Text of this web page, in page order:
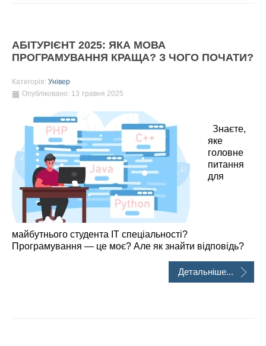
АБІТУРІЄНТ 2025: ЯКА МОВА
ПРОГРАМУВАННЯ КРАЩА? З ЧОГО ПОЧАТИ?
Категорія: Універ
Опубліковано: 13 травня 2025
Знаєте,
яке
головне
питання
для
майбутнього студента IT спеціальності?
Програмування — це моє? Але як знайти відповідь?
Детальніше...